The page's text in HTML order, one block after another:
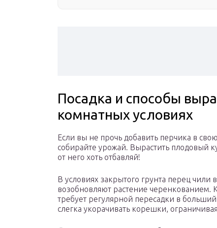
Посадка и способы
комнатных условиях
Если вы не прочь добавить перчика в
собирайте урожай. Вырастить плодовый
от него хоть отбавляй!
В условиях закрытого грунта перец
возобновляют растение черенкованием.
требует регулярной пересадки в
слегка укорачивать корешки,